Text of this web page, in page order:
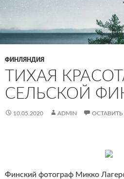
ФИНЛЯНДИЯ
ТИХАЯ
СЕЛЬСКОЙ
10.05.2020 ADMIN
Финский фотограф Микко